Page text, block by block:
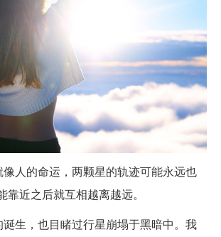
人的命运，两颗星的轨迹可能永远也
近之后就互相越离越远。
生，也目睹过行星崩塌于黑暗中。我